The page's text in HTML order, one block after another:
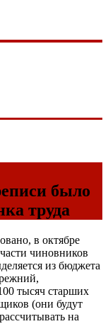
было
труда
в октябре
чиновников
из бюджета
тысяч старших
(они будут
на